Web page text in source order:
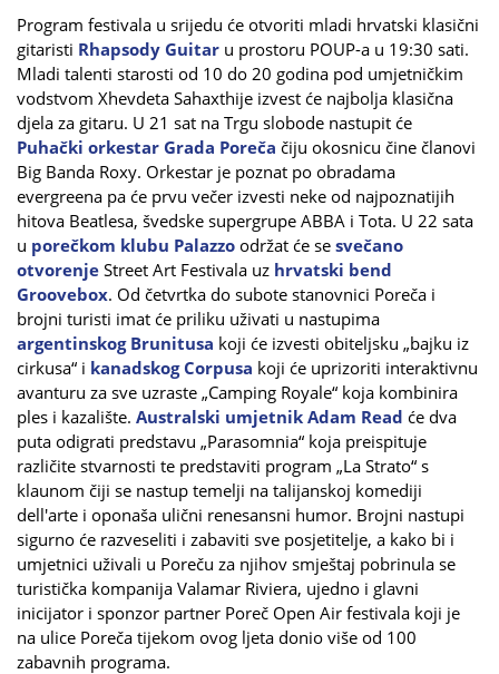
Program festivala u srijedu će otvoriti mladi hrvatski klasični
gitaristi Rhapsody Guitar u prostoru POUP-a u 19:30 sati.
Mladi talenti starosti od 10 do 20 godina pod umjetničkim
vodstvom Xhevdeta Sahaxthije izvest će najbolja klasična
djela za gitaru. U 21 sat na Trgu slobode nastupit će
Puhački orkestar Grada Poreča čiju okosnicu čine članovi
Big Banda Roxy. Orkestar je poznat po obradama
evergreena pa će prvu večer izvesti neke od najpoznatijih
hitova Beatlesa, švedske supergrupe ABBA i Tota. U 22 sata
u porečkom klubu Palazzo održat će se svečano
otvorenje Street Art Festivala uz hrvatski bend
Groovebox. Od četvrtka do subote stanovnici Poreča i
brojni turisti imat će priliku uživati u nastupima
argentinskog Brunitusa koji će izvesti obiteljsku „bajku iz
cirkusa“ i kanadskog Corpusa koji će uprizoriti interaktivnu
avanturu za sve uzraste „Camping Royale“ koja kombinira
ples i kazalište. Australski umjetnik Adam Read će dva
puta odigrati predstavu „Parasomnia“ koja preispituje
različite stvarnosti te predstaviti program „La Strato“ s
klaunom čiji se nastup temelji na talijanskoj komediji
dell'arte i oponaša ulični renesansni humor. Brojni nastupi
sigurno će razveseliti i zabaviti sve posjetitelje, a kako bi i
umjetnici uživali u Poreču za njihov smještaj pobrinula se
turistička kompanija Valamar Riviera, ujedno i glavni
inicijator i sponzor partner Poreč Open Air festivala koji je
na ulice Poreča tijekom ovog ljeta donio više od 100
zabavnih programa.